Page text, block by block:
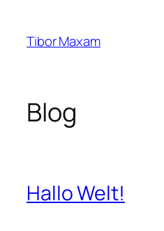
springen
Tibor Maxam
Blog
Hallo Welt!